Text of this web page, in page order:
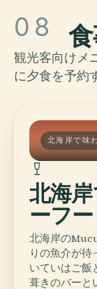
08
観光客向けメ
に夕食を予約
北海岸で味
北海
ーフ
北海岸の
りの魚介が待
いていはご飯
葺きのバーと